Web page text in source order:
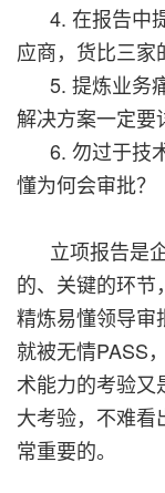
4. 在报告中
应商，货比三家
5. 提炼业务
解决方案一定要
6. 勿过于技
懂为何会审批？
立项报告是企
的、关键的环节
精炼易懂领导审
就被无情PASS
术能力的考验又
大考验，不难
常重要的。